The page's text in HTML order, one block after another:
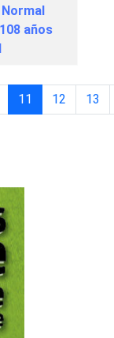
años
11 de 29
11 12 13